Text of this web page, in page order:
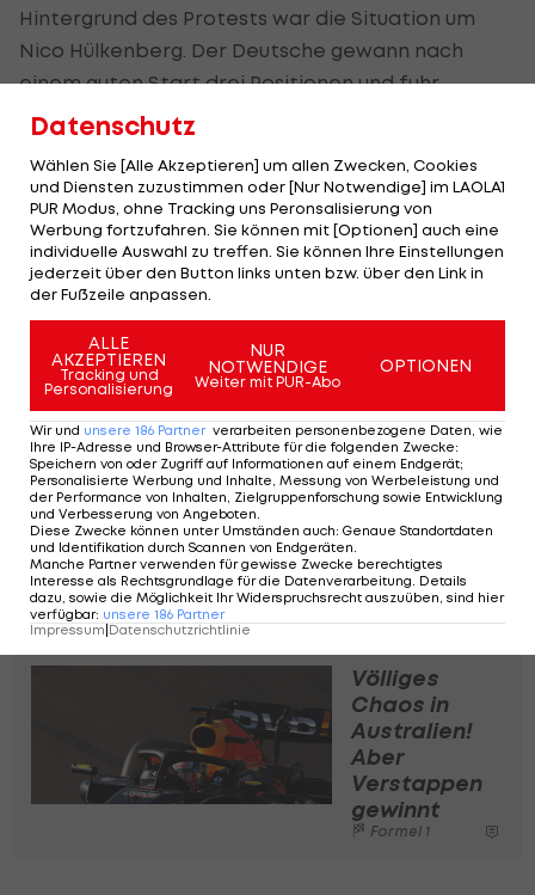
Hintergrund des Protests war die Situation um
Nico Hülkenberg. Der Deutsche gewann nach
einem guten Start drei Positionen und fuhr
zwischenzeitlich auf Rang vier. Nach der Fünf-
Zeitpunkt vor ihm, hätte ihm sogar ein
Podestplatz gewunken. Nach der Rückbesinnung
auf die Reihenfolge nach dem Neustart musste
sich Hülkenberg mit dem siebten Platz begnügen.
Kritik am
zweiten
Australien-
Abbruch:
zuviel"
Formel 1
Völliges
Chaos in
Australien!
Aber
Verstappen
gewinnt
Formel 1
Datenschutz
Wählen Sie [Alle Akzeptieren] um allen Zwecken, Cookies
und Diensten zuzustimmen oder [Nur Notwendige] im LAOLA1
PUR Modus, ohne Tracking uns Peronsalisierung von
Werbung fortzufahren. Sie können mit [Optionen] auch eine
individuelle Auswahl zu treffen. Sie können Ihre Einstellungen
jederzeit über den Button links unten bzw. über den Link in
der Fußzeile anpassen.
ALLE
AKZEPTIEREN
Tracking und
Personalisierung
NUR
NOTWENDIGE
Weiter mit PUR-Abo
OPTIONEN
Wir und unsere 186 Partner verarbeiten personenbezogene Daten, wie
Ihre IP-Adresse und Browser-Attribute für die folgenden Zwecke:
Speichern von oder Zugriff auf Informationen auf einem Endgerät;
Personalisierte Werbung und Inhalte, Messung von Werbeleistung und
der Performance von Inhalten, Zielgruppenforschung sowie Entwicklung
und Verbesserung von Angeboten
Diese Zwecke können unter Umständen auch: Genaue Standortdaten
und Identifikation durch Scannen von Endgeräten
Manche Partner verwenden für gewisse Zwecke berechtigtes
Interesse als Rechtsgrundlage für die Datenverarbeitung. Details
dazu, sowie die Möglichkeit Ihr Widerspruchsrecht auszuüben, sind hier
verfügbar: unsere 186 Partner
Impressum|Datenschutzrichtlinie